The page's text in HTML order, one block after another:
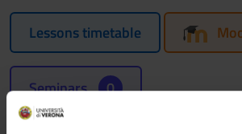
Lessons timetable
Seminars 0